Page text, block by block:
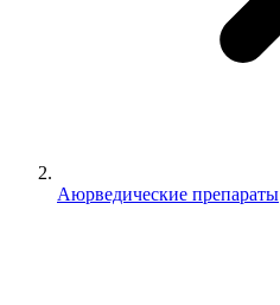
Аюрведические препараты